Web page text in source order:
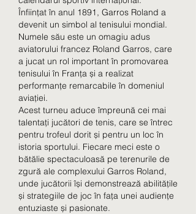
Înființat în anul 1891, Garros Roland a
devenit un simbol al tenisului mondial.
Numele său este un omagiu adus
aviatorului francez Roland Garros, care
a jucat un rol important în promovarea
tenisului în Franța și a realizat
performanțe remarcabile în domeniul
aviației.
Acest turneu aduce împreună cei mai
talentați jucători de tenis, care se întrec
pentru trofeul dorit și pentru un loc în
istoria sportului. Fiecare meci este o
bătălie spectaculoasă pe terenurile de
zgură ale complexului Garros Roland,
unde jucătorii își demonstrează abilitățile
și strategiile de joc în fața unei audiențe
entuziaste și pasionate.